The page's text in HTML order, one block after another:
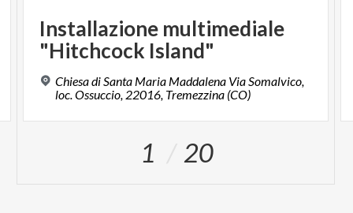
Installazione multimediale
"Hitchcock Island"
Chiesa di Santa Maria Maddalena Via Somalvico,
loc. Ossuccio, 22016, Tremezzina (CO)
1 20